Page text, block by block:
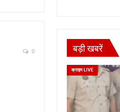
0 बड़ी खबरें
क्राइम LIVE